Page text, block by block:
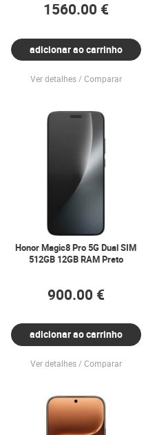
1560.00 €
adicionar ao carrinho
Ver detalhes Comparar
Honor Magic8 Pro 5G Dual SIM
512GB 12GB RAM Preto
900.00 €
adicionar ao carrinho
Ver detalhes Comparar